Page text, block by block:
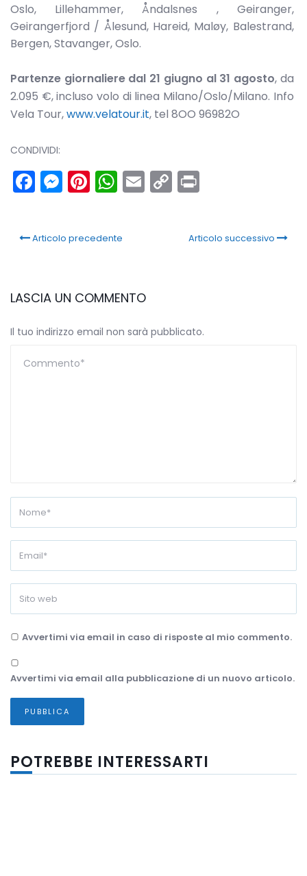
Oslo, Lillehammer, Åndalsnes , Geiranger,
Geirangerfjord / Ålesund, Hareid, Maløy, Balestrand,
Bergen, Stavanger, Oslo.
Partenze giornaliere dal 21 giugno al 31 agosto, da
2.095 €, incluso volo di linea Milano/Oslo/Milano. Info
Vela Tour,www.velatour.it, tel 8OO 96982O
CONDIVIDI:
Facebook
Messenger
Pinterest
WhatsApp
Email
Copy
Link
Articolo precedente Articolo successivo
LASCIA UN COMMENTO
Il tuo indirizzo email non sarà pubblicato.
Avvertimi via email in caso di risposte al mio commento.
Avvertimi via email alla pubblicazione di un nuovo articolo.
POTREBBE INTERESSARTI